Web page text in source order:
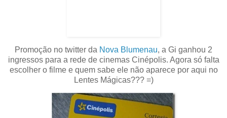
Promoção no twitter da Nova Blumenau, a Gi ganhou 2
ingressos para a rede de cinemas Cinépolis. Agora só falta
escolher o filme e quem sabe ele não aparece por aqui no
Lentes Mágicas??? =)